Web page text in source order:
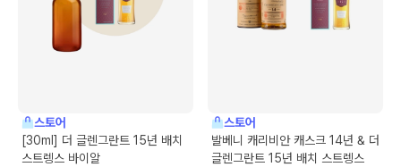
스토어
[30ml] 더 글렌그란트 15년 배치
스트렝스 바이알
스토어
발베니 캐리비안 캐스크 14년 & 더
글렌그란트 15년 배치 스트렝스